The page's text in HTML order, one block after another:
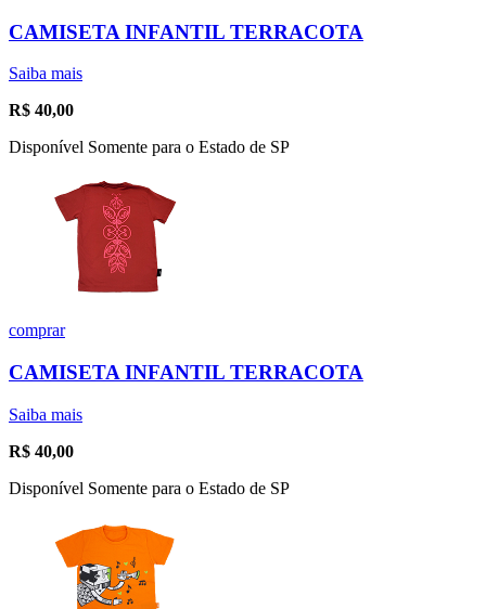
CAMISETA INFANTIL TERRACOTA
Saiba mais
R$ 40,00
Disponível Somente para o Estado de SP
comprar
CAMISETA INFANTIL TERRACOTA
Saiba mais
R$ 40,00
Disponível Somente para o Estado de SP